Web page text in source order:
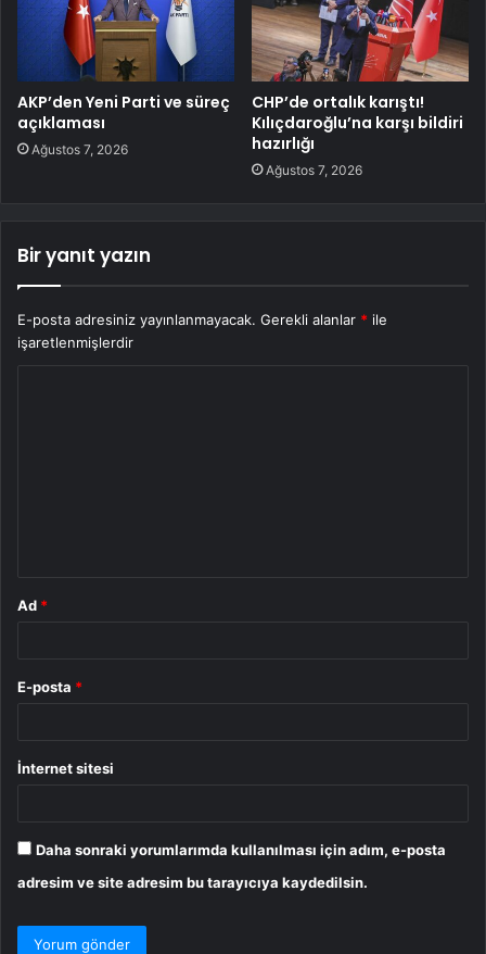
AKP’den Yeni Parti ve süreç
açıklaması
Ağustos 7, 2026
CHP’de ortalık karıştı!
Kılıçdaroğlu’na karşı bildiri
hazırlığı
Ağustos 7, 2026
Bir yanıt yazın
E-posta adresiniz yayınlanmayacak. Gerekli alanlar * ile
işaretlenmişlerdir
Ad *
E-posta *
İnternet sitesi
Daha sonraki yorumlarımda kullanılması için adım, e-posta
adresim ve site adresim bu tarayıcıya kaydedilsin.